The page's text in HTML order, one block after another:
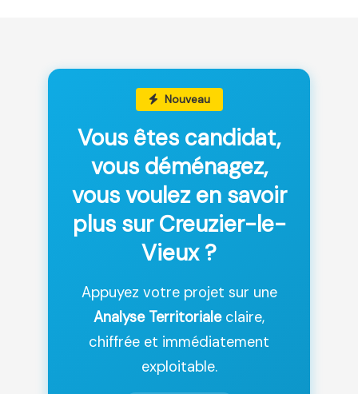
Nouveau
Vous êtes candidat,
vous déménagez,
vous voulez en savoir
plus sur Creuzier-le-
Vieux ?
Appuyez votre projet sur une
Analyse Territorialeclaire,
chiffrée et immédiatement
exploitable.